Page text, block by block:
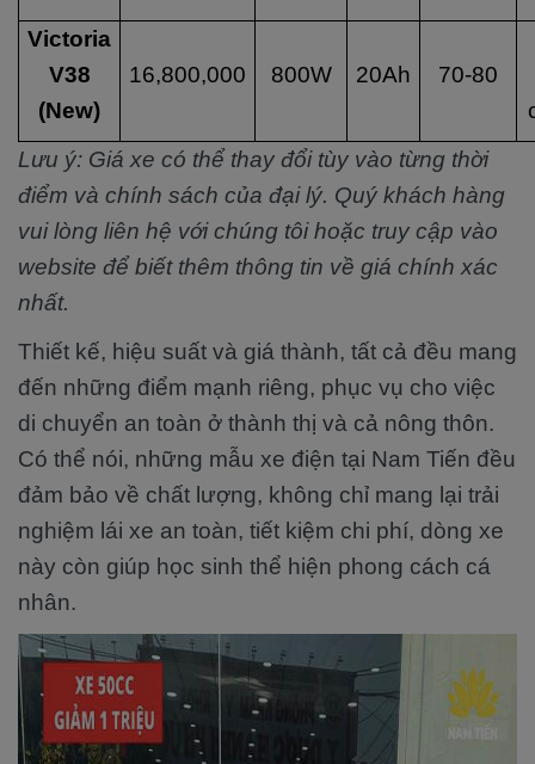
Victoria
V38
(New)
16,800,000 800W 20Ah
70-80
Lưu ý: Giá xe có thể thay đổi tùy vào từng thời
điểm và chính sách của đại lý. Quý khách hàng
vui lòng liên hệ với chúng tôi hoặc truy cập vào
website để biết thêm thông tin về giá chính xác
nhất.
Thiết kế, hiệu suất và giá thành, tất cả đều mang
đến những điểm mạnh riêng, phục vụ cho việc
di chuyển an toàn ở thành thị và cả nông thôn.
Có thể nói, những mẫu xe điện tại Nam Tiến đều
đảm bảo về chất lượng, không chỉ mang lại trải
nghiệm lái xe an toàn, tiết kiệm chi phí, dòng xe
này còn giúp học sinh thể hiện phong cách cá
nhân.